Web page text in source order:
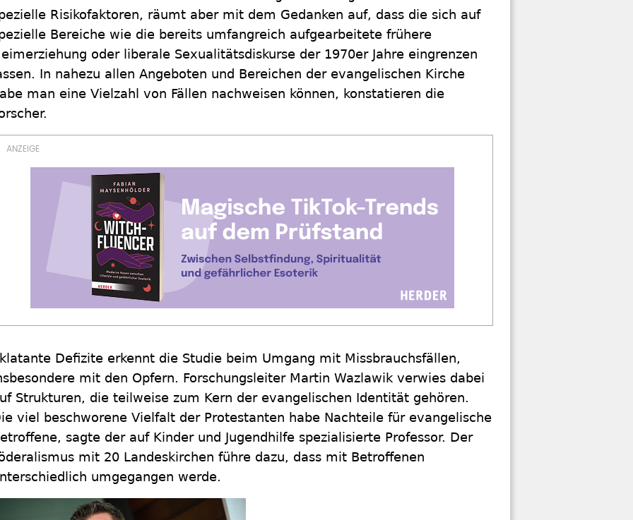
Risikofaktoren, räumt aber mit dem Gedanken auf, dass die sich auf
Bereiche wie die bereits umfangreich aufgearbeitete frühere
oder liberale Sexualitätsdiskurse der 1970er Jahre eingrenzen
In nahezu allen Angeboten und Bereichen der evangelischen Kirche
man eine Vielzahl von Fällen nachweisen können, konstatieren die
Defizite erkennt die Studie beim Umgang mit Missbrauchsfällen,
mit den Opfern. Forschungsleiter Martin Wazlawik verwies dabei
Strukturen, die teilweise zum Kern der evangelischen Identität gehören.
viel beschworene Vielfalt der Protestanten habe Nachteile für evangelische
sagte der auf Kinder und Jugendhilfe spezialisierte Professor. Der
mit 20 Landeskirchen führe dazu, dass mit Betroffenen
umgegangen werde.